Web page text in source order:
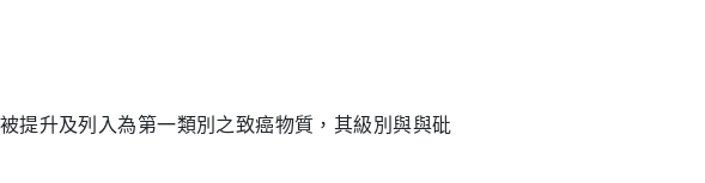
提升及列入為第一類別之致癌物質，其級別與與砒